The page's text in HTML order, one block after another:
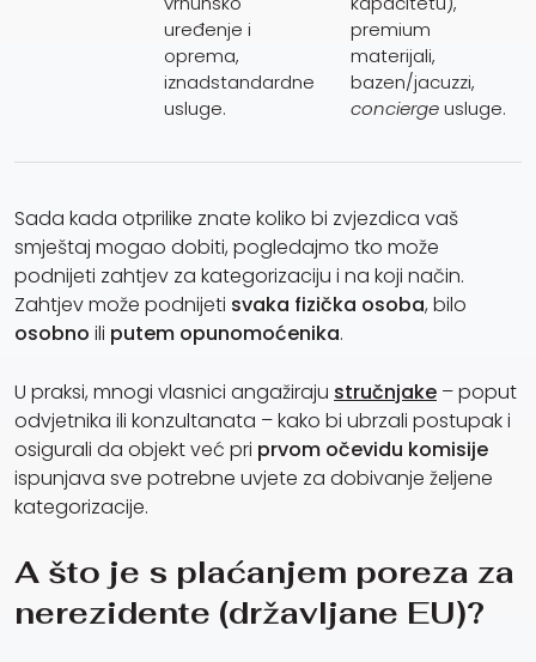
uređenje i
oprema,
iznadstandardne
usluge.
premium
materijali,
bazen/jacuzzi,
conciergeusluge.
Sada kada otprilike znate koliko bi zvjezdica vaš
smještaj mogao dobiti, pogledajmo tko može
podnijeti zahtjev za kategorizaciju i na koji način.
Zahtjev može podnijeti svaka fizička osoba, bilo
osobno ili putem opunomoćenika.
U praksi, mnogi vlasnici angažiraju stručnjake – poput
odvjetnika ili konzultanata – kako bi ubrzali postupak i
osigurali da objekt već pri prvom očevidu komisije
ispunjava sve potrebne uvjete za dobivanje željene
kategorizacije.
A što je s plaćanjem poreza za
nerezidente (državljane EU)?